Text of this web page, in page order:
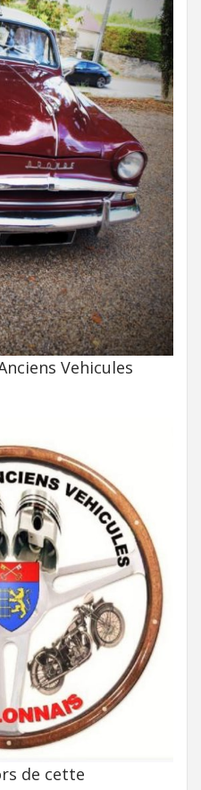
Vehicules
de cette